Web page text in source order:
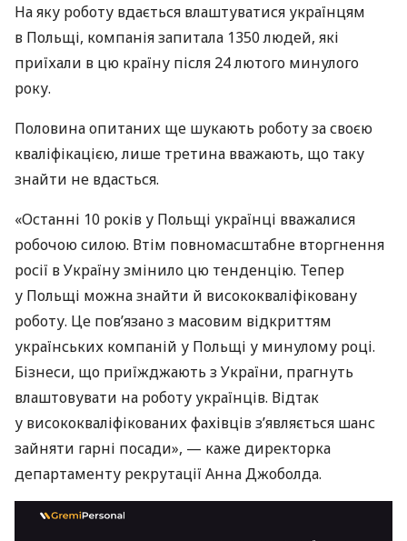
На яку роботу вдається влаштуватися українцям
в Польщі, компанія запитала 1350 людей, які
приїхали в цю країну після 24 лютого минулого
року.
Половина опитаних ще шукають роботу за своєю
кваліфікацією, лише третина вважають, що таку
знайти не вдасться.
«Останні 10 років у Польщі українці вважалися
робочою силою. Втім повномасштабне вторгнення
росії в Україну змінило цю тенденцію. Тепер
у Польщі можна знайти й висококваліфіковану
роботу. Це пов’язано з масовим відкриттям
українських компаній у Польщі у минулому році.
Бізнеси, що приїжджають з України, прагнуть
влаштовувати на роботу українців. Відтак
у висококваліфікованих фахівців з’являється шанс
зайняти гарні посади», — каже директорка
департаменту рекрутації Анна Джоболда.